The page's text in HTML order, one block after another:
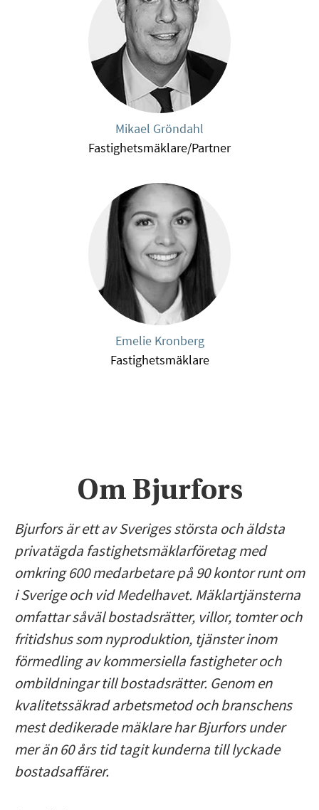
Mikael Gröndahl
Fastighetsmäklare/Partner
Emelie Kronberg
Fastighetsmäklare
Om Bjurfors
Bjurfors är ett av Sveriges största och äldsta
privatägda fastighetsmäklarföretag med
omkring 600 medarbetare på 90 kontor runt om
i Sverige och vid Medelhavet. Mäklartjänsterna
omfattar såväl bostadsrätter, villor, tomter och
fritidshus som nyproduktion, tjänster inom
förmedling av kommersiella fastigheter och
ombildningar till bostadsrätter. Genom en
kvalitetssäkrad arbetsmetod och branschens
mest dedikerade mäklare har Bjurfors under
mer än 60 års tid tagit kunderna till lyckade
bostadsaffärer.